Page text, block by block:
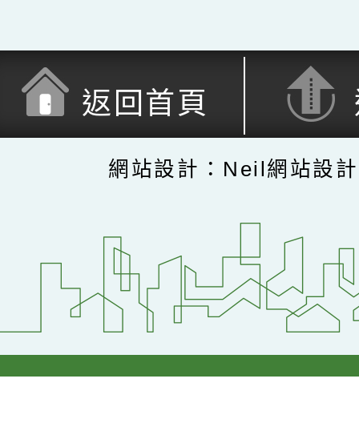
返回首頁
網站設計：Neil網站設